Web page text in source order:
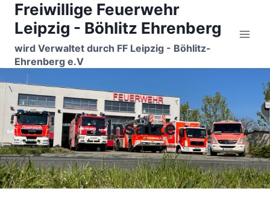
Zum
Inhalt
springen
Freiwillige Feuerwehr
Leipzig - Böhlitz Ehrenberg
wird Verwaltet durch FF Leipzig - Böhlitz-
Ehrenberg e.V
Einsätze